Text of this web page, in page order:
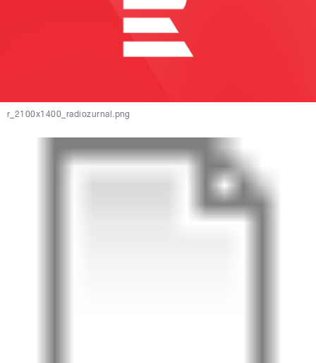
r_2100x1400_radiozurnal.png